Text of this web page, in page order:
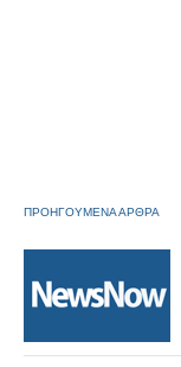
ΠΡΟΗΓΟΥΜΕΝΑ ΑΡΘΡΑ